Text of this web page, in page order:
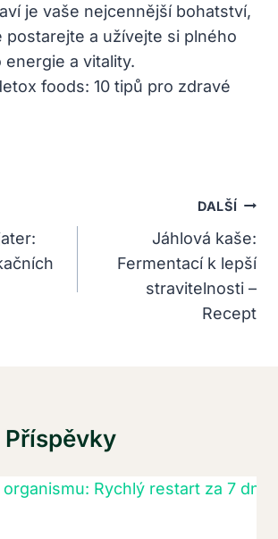
je vaše nejcennější bohatství,
postarejte a užívejte si plného
energie a vitality.
DALŠÍ
Jáhlová kaše:
Fermentací k lepší
stravitelnosti –
Recept
Příspěvky